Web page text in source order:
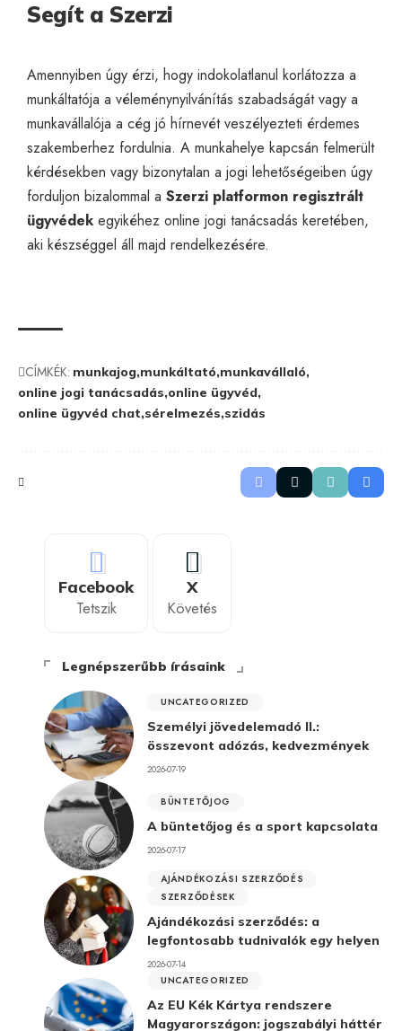
Segít a Szerzi
Amennyiben úgy érzi, hogy indokolatlanul korlátozza a
munkáltatója a véleménynyilvánítás szabadságát vagy a
munkavállalója a cég jó hírnevét veszélyezteti érdemes
szakemberhez fordulnia. A munkahelye kapcsán felmerült
kérdésekben vagy bizonytalan a jogi lehetőségeiben úgy
forduljon bizalommal a Szerzi platformon regisztrált
ügyvédek egyikéhez online jogi tanácsadás keretében,
aki készséggel áll majd rendelkezésére.
CÍMKÉK: munkajog munkáltató munkavállaló
online jogi tanácsadás online ügyvéd
online ügyvéd chat sérelmezés szidás
Facebook
Tetszik
X
Követés
Legnépszerűbb írásaink
UNCATEGORIZED
Személyi jövedelemadó II.:
összevont adózás, kedvezmények
2026-07-19
BÜNTETŐJOG
A büntetőjog és a sport kapcsolata
2026-07-17
AJÁNDÉKOZÁSI SZERZŐDÉS
SZERZŐDÉSEK
Ajándékozási szerződés: a
legfontosabb tudnivalók egy helyen
2026-07-14
UNCATEGORIZED
Az EU Kék Kártya rendszere
Magyarországon: jogszabályi háttér